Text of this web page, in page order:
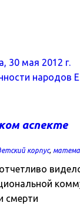
30 мая 2012 г.
народов
аспекте
корпус,
смерти